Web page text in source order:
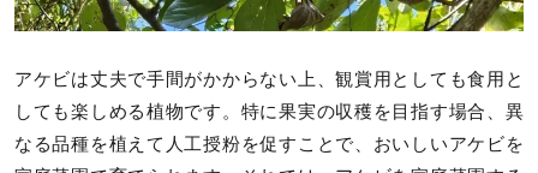
アケビは丈夫で手間がかからない上、観賞用としても食用と
しても楽しめる植物です。特に果実の収穫を目指す場合、異
なる品種を植えて人工授粉を促すことで、おいしいアケビを